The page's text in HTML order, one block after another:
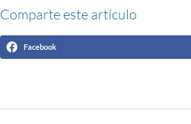
Comparte este artículo
Facebook